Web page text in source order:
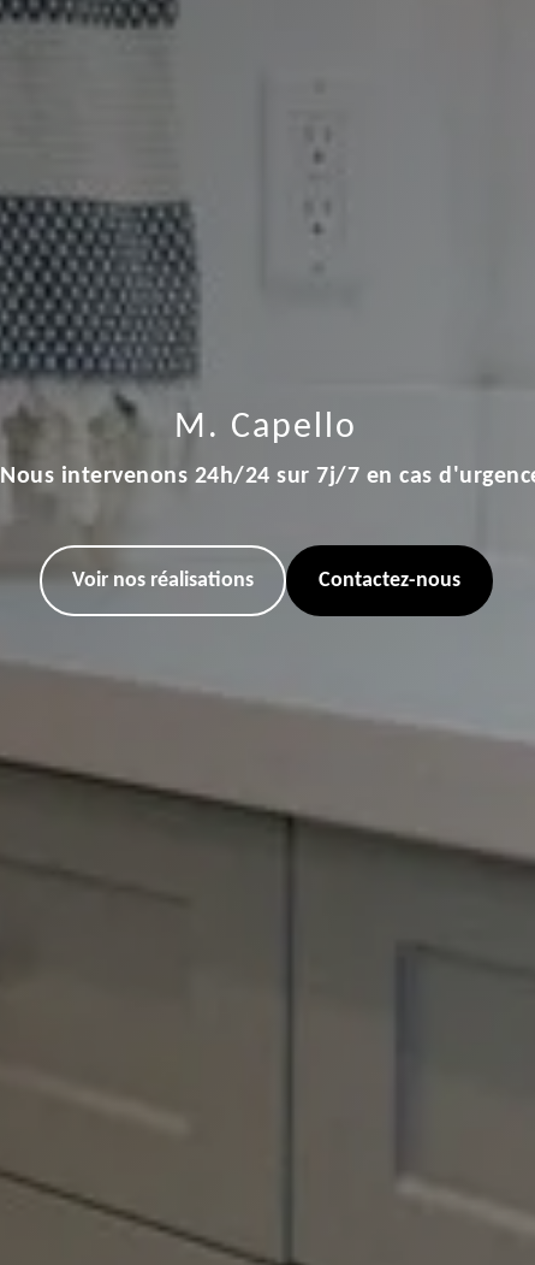
M. Capello
Nous intervenons 24h/24 sur 7j/7 en cas
Voir nos réalisations Contactez-nous